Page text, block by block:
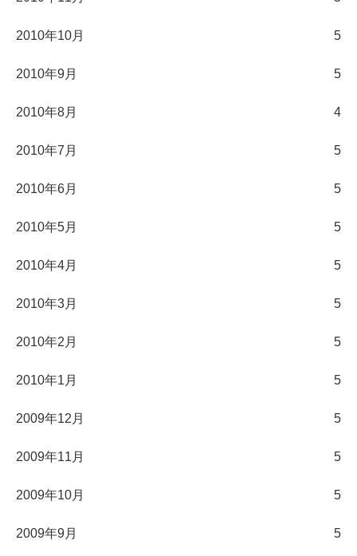
2010年10月 5
2010年9月 5
2010年8月 4
2010年7月 5
2010年6月 5
2010年5月 5
2010年4月 5
2010年3月 5
2010年2月 5
2010年1月 5
2009年12月 5
2009年11月 5
2009年10月 5
2009年9月 5